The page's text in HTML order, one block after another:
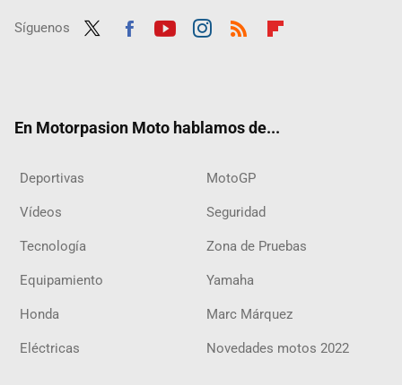
Síguenos
En Motorpasion Moto hablamos de...
Deportivas MotoGP
Vídeos Seguridad
Tecnología Zona de Pruebas
Equipamiento Yamaha
Honda Marc Márquez
Eléctricas Novedades motos 2022